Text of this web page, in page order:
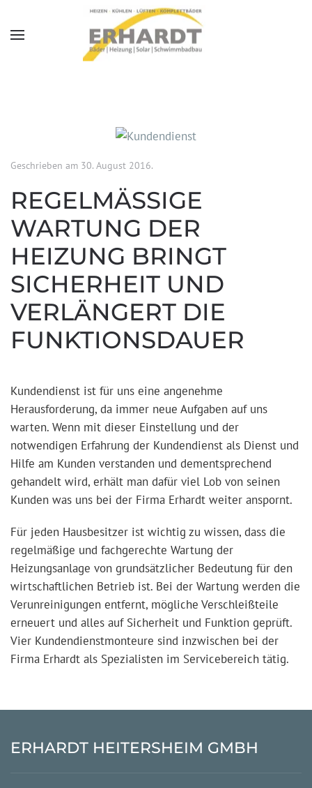
Skip to main content
Geschrieben am 30. August 2016.
REGELMÄSSIGE W
ARTUNG DER H
EIZUNG BRINGT S
ICHERHEIT UND V
ERLÄNGERT DIE F
UNKTIONSDAUER
Kundendienst ist für uns eine angenehme
Herausforderung, da immer neue Aufgaben auf uns
warten. Wenn mit dieser Einstellung und der
notwendigen Erfahrung der Kundendienst als Dienst und
Hilfe am Kunden verstanden und dementsprechend
gehandelt wird, erhält man dafür viel Lob von seinen
Kunden was uns bei der Firma Erhardt weiter anspornt.
Für jeden Hausbesitzer ist wichtig zu wissen, dass die
regelmäßige und fachgerechte Wartung der
Heizungsanlage von grundsätzlicher Bedeutung für den
wirtschaftlichen Betrieb ist. Bei der Wartung werden die
Verunreinigungen entfernt, mögliche Verschleißteile
erneuert und alles auf Sicherheit und Funktion geprüft.
Vier Kundendienstmonteure sind inzwischen bei der
Firma Erhardt als Spezialisten im Servicebereich tätig.
ERHARDT HEITERSHEIM GMBH